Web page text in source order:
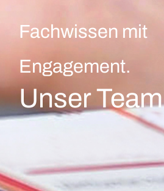
Fachwissen mit
Engagement.
Unser Team